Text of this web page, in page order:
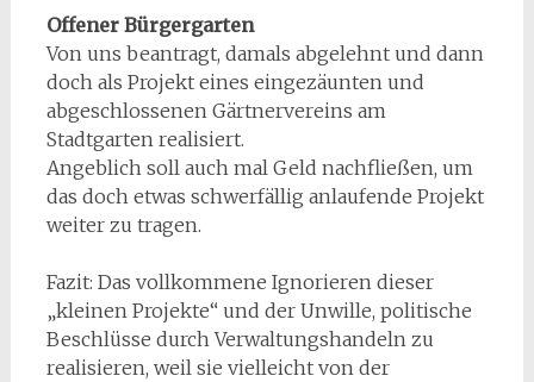
Offener Bürgergarten
Von uns beantragt, damals abgelehnt und dann
doch als Projekt eines eingezäunten und
abgeschlossenen Gärtnervereins am
Stadtgarten realisiert.
Angeblich soll auch mal Geld nachfließen, um
das doch etwas schwerfällig anlaufende Projekt
weiter zu tragen.
Fazit: Das vollkommene Ignorieren dieser
„kleinen Projekte“ und der Unwille, politische
Beschlüsse durch Verwaltungshandeln zu
realisieren, weil sie vielleicht von der